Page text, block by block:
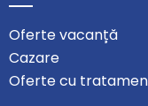
Oferte vacanță
Cazare
Oferte cu